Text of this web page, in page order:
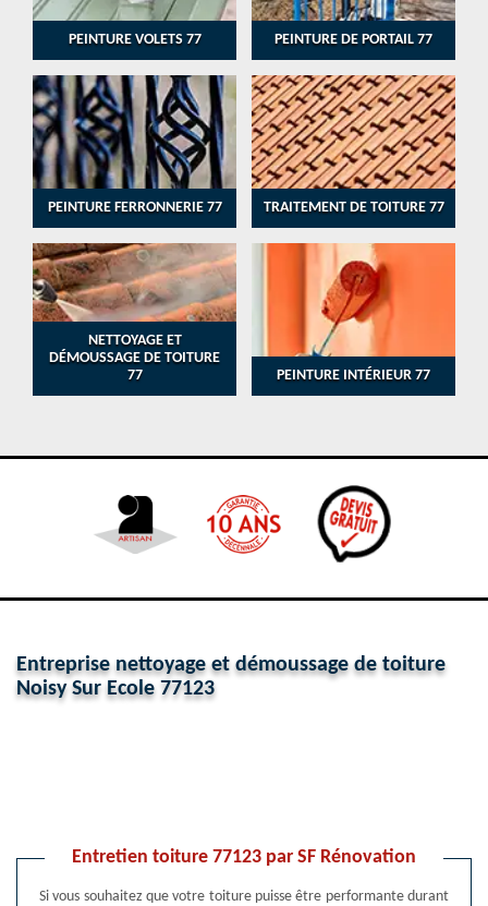
PEINTURE VOLETS 77 PEINTURE DE PORTAIL 77
PEINTURE FERRONNERIE 77 TRAITEMENT DE TOITURE 77
NETTOYAGE ET
DÉMOUSSAGE DE TOITURE
77
PEINTURE INTÉRIEUR 77
Entreprise nettoyage et démoussage de toiture
Noisy Sur Ecole 77123
Entretien toiture 77123 par SF Rénovation
Si vous souhaitez que votre toiture puisse être performante durant